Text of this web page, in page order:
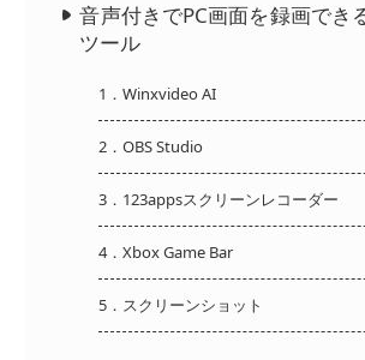
音声付きでPC画面を録画でき
ツール
1．Winxvideo AI
2．OBS Studio
3．123appsスクリーンレコーダー
4．Xbox Game Bar
5．スクリーンショット